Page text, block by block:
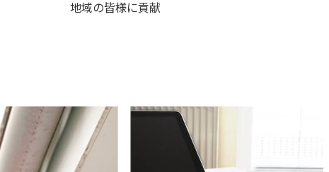
地域の皆様に貢献